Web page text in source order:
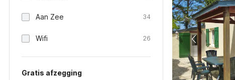
Aan Zee 34
Wifi 26
Gratis afzegging